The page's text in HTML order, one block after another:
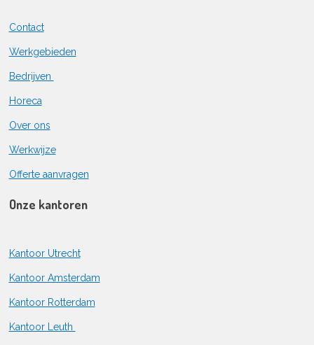
Contact
Werkgebieden
Bedrijven
Horeca
Over ons
Werkwijze
Offerte aanvragen
Onze kantoren
Kantoor Utrecht
Kantoor Amsterdam
Kantoor Rotterdam
Kantoor Leuth